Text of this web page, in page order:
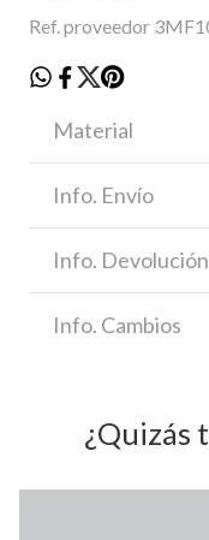
Ref. proveedor
Material
Info. Envío
Info. Devolución
Info. Cambios
¿Quizás